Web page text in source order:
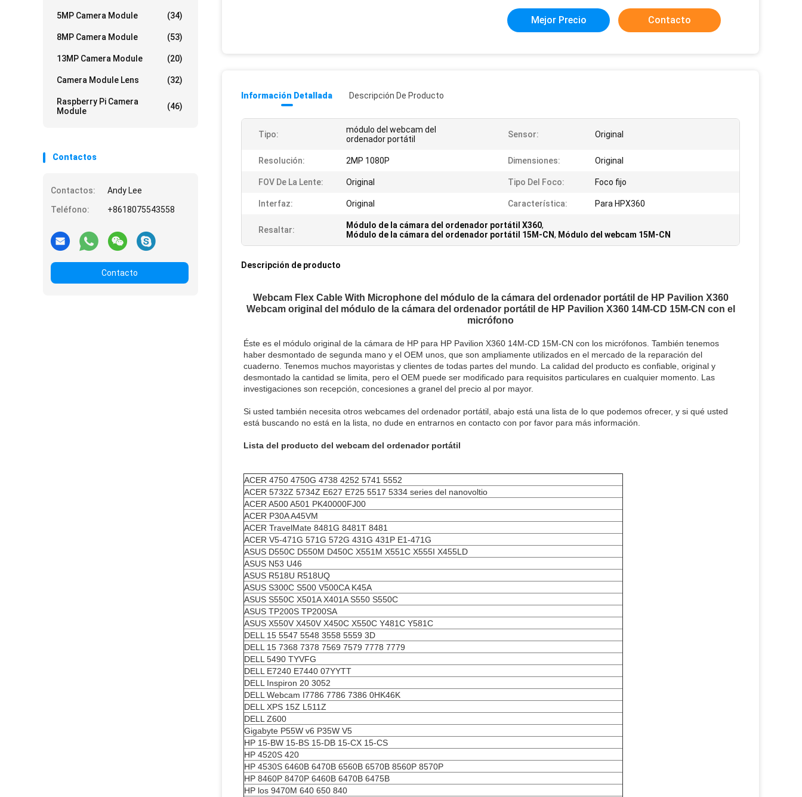
5MP Camera Module (34)
8MP Camera Module (53)
13MP Camera Module (20)
Camera Module Lens (32)
Raspberry Pi Camera
Module
(46)
Contactos
Contactos:
Andy Lee
Teléfono:
+8618075543558
Contacto
Mejor Precio Contacto
Información Detallada Descripción De Producto
Tipo:
módulo del webcam del
ordenador portátil
Sensor: Original
Resolución: 2MP 1080P Dimensiones: Original
FOV De La Lente: Original Tipo Del Foco: Foco fijo
Interfaz: Original Característica: Para HPX360
Resaltar: Módulo de la cámara del ordenador portátil X360,
Módulo de la cámara del ordenador portátil 15M-CN, Módulo del webcam 15M-CN
Descripción de producto
Webcam Flex Cable With Microphone del módulo de la cámara del ordenador portátil de HP Pavilion X360
Webcam original del módulo de la cámara del ordenador portátil de HP Pavilion X360 14M-CD 15M-CN con el
micrófono
Éste es el módulo original de la cámara de HP para HP Pavilion X360 14M-CD 15M-CN con los micrófonos. También tenemos
haber desmontado de segunda mano y el OEM unos, que son ampliamente utilizados en el mercado de la reparación del
cuaderno. Tenemos muchos mayoristas y clientes de todas partes del mundo. La calidad del producto es confiable, original y
desmontado la cantidad se limita, pero el OEM puede ser modificado para requisitos particulares en cualquier momento. Las
investigaciones son recepción, concesiones a granel del precio al por mayor.
Si usted también necesita otros webcames del ordenador portátil, abajo está una lista de lo que podemos ofrecer, y si qué usted
está buscando no está en la lista, no dude en entrarnos en contacto con por favor para más información.
Lista del producto del webcam del ordenador portátil
ACER 4750 4750G 4738 4252 5741 5552
ACER 5732Z 5734Z E627 E725 5517 5334 series del nanovoltio
ACER A500 A501 PK40000FJ00
ACER P30A A45VM
ACER TravelMate 8481G 8481T 8481
ACER V5-471G 571G 572G 431G 431P E1-471G
ASUS D550C D550M D450C X551M X551C X555I X455LD
ASUS N53 U46
ASUS R518U R518UQ
ASUS S300C S500 V500CA K45A
ASUS S550C X501A X401A S550 S550C
ASUS TP200S TP200SA
ASUS X550V X450V X450C X550C Y481C Y581C
DELL 15 5547 5548 3558 5559 3D
DELL 15 7368 7378 7569 7579 7778 7779
DELL 5490 TYVFG
DELL E7240 E7440 07YYTT
DELL Inspiron 20 3052
DELL Webcam I7786 7786 7386 0HK46K
DELL XPS 15Z L511Z
DELL Z600
Gigabyte P55W v6 P35W V5
HP 15-BW 15-BS 15-DB 15-CX 15-CS
HP 4520S 420
HP 4530S 6460B 6470B 6560B 6570B 8560P 8570P
HP 8460P 8470P 6460B 6470B 6475B
HP los 9470M 640 650 840